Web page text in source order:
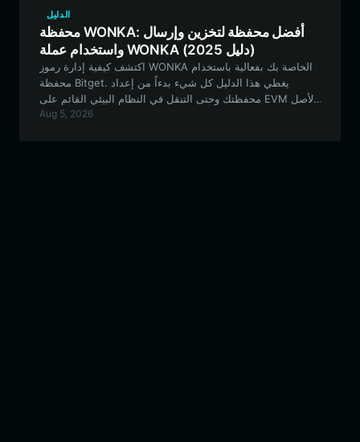
الدليل
محفظة WONKA: أفضل محفظة لتخزين وإرسال
واستخدام عملة WONKA (دليل 2025)
اكتشف كيفية إدارة رموز WONKA الخاصة بك بفعالية باستخدام
محفظة Bitget. يغطي هذا الدليل كل شيء بدءاً من إعداد
محفظتك وحتى التنقل في النظام البيئي القائم على EVM لأصل
Aug 5, 2026